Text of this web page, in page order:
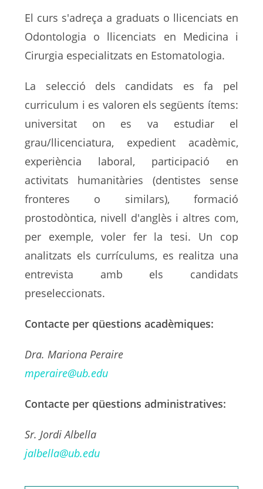
El curs s'adreça a graduats o llicenciats en
Odontologia o llicenciats en Medicina i
Cirurgia especialitzats en Estomatologia.
La selecció dels candidats es fa pel
curriculum i es valoren els següents ítems:
universitat on es va estudiar el
grau/llicenciatura, expedient acadèmic,
experiència laboral, participació en
activitats humanitàries (dentistes sense
fronteres o similars), formació
prostodòntica, nivell d'anglès i altres com,
per exemple, voler fer la tesi. Un cop
analitzats els currículums, es realitza una
entrevista amb els candidats
preseleccionats.
Contacte per qüestions acadèmiques:
Dra. Mariona Peraire
mperaire@ub.edu
Contacte per qüestions administratives:
Sr. Jordi Albella
jalbella@ub.edu